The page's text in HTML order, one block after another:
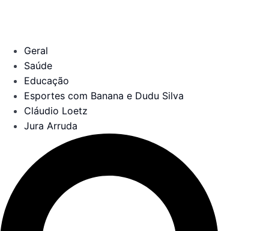
Geral
Saúde
Educação
Esportes com Banana e Dudu Silva
Cláudio Loetz
Jura Arruda